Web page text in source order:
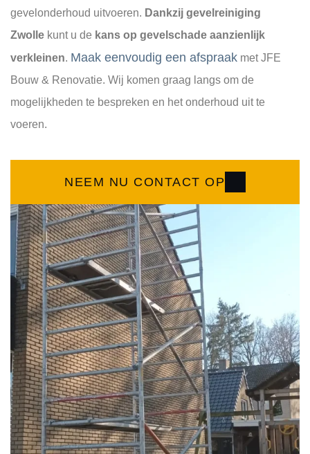
gevelonderhoud uitvoeren. Dankzij gevelreiniging
Zwolle kunt u de kans op gevelschade aanzienlijk
verkleinen. Maak eenvoudig een afspraak met JFE
Bouw & Renovatie. Wij komen graag langs om de
mogelijkheden te bespreken en het onderhoud uit te
voeren.
NEEM NU CONTACT OP